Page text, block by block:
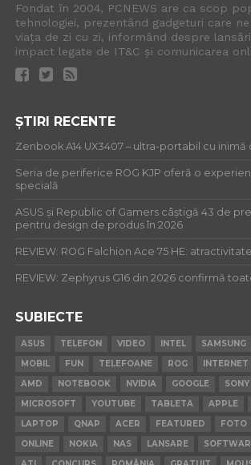
Fondat în 2004, PCNEWS are ca scop
tehnologiei, prezentând gadgeturi care
viața de zi cu zi, informând despre
impact legate de IT&C și comunicarea
ȘTIRI RECENTE
Zenbook A14 UX3407 – ultra-portabil cu
Seria de periferice ROG KJP oferă o
specială
ASUS și Republic of Gamers câștigă 43 de
pentru design de produs în 2026
REVIEW: ROG Falchion Ace 75 HE:
REVIEW: Zephyrus G16 din 2026 confirmă
SUBIECTE
ASUS TELEFON VIDEO INTEL SAMSUNG
MOBIL
FUN TELEFOANE ROG INTERNET
AMD
NOTEBOOK NVIDIA GOOGLE SONY
MICROSOFT
YOUTUBE TABLETA APPLE
LAPTOP
QNAP ACER FEATURED FOTO
ONLINE
NOKIA NAS LANSARE